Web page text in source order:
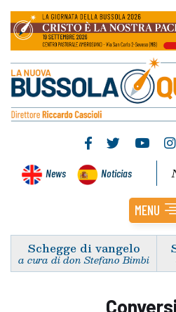
News Noticias
MENU
Schegge di vangelo
a cura di don Stefano Bimbi